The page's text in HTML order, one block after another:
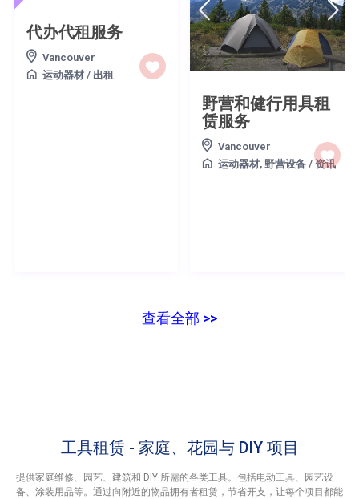
代办代租服务
Vancouver
运动器材 / 出租
野营和健行用具租
赁服务
Vancouver
运动器材, 野营设备/ 资讯
查看全部 >>
工具租赁 - 家庭、花园与 DIY 项目
提供家庭维修、园艺、建筑和 DIY 所需的各类工具。包括电动工具、园艺设
备、涂装用品等。通过向附近的物品拥有者租赁，节省开支，让每个项目都能